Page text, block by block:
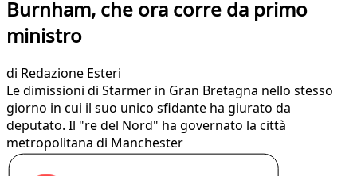
Burnham, che ora corre da primo
ministro
di Redazione Esteri
Le dimissioni di Starmer in Gran Bretagna nello stesso
giorno in cui il suo unico sfidante ha giurato da
deputato. Il "re del Nord" ha governato la città
metropolitana di Manchester